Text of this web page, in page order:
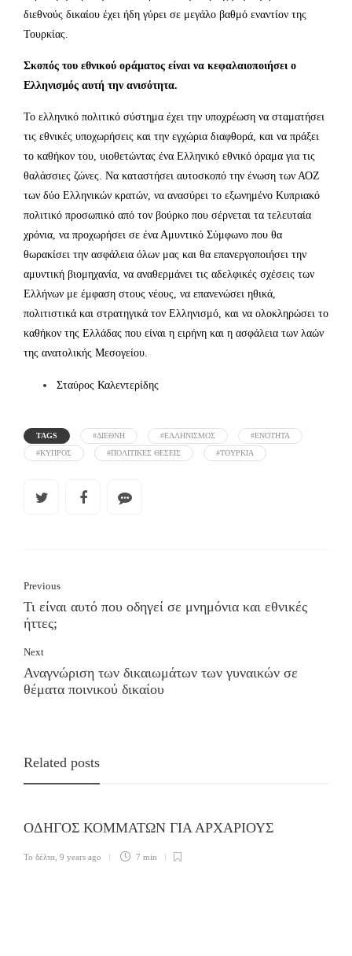
διεθνούς δικαίου έχει ήδη γύρει σε μεγάλο βαθμό εναντίον της
Τουρκίας.
Σκοπός του εθνικού οράματος είναι να κεφαλαιοποιήσει ο
Ελληνισμός αυτή την ανισότητα.
Το ελληνικό πολιτικό σύστημα έχει την υποχρέωση να σταματήσει
τις εθνικές υποχωρήσεις και την εγχώρια διαφθορά, και να πράξει
το καθήκον του, υιοθετώντας ένα Ελληνικό εθνικό όραμα για τις
θαλάσσιες ζώνες. Να καταστήσει αυτοσκοπό την ένωση των ΑΟΖ
των δύο Ελληνικών κρατών, να ανασύρει το εξωνημένο Κυπριακό
πολιτικό προσωπικό από τον βούρκο που σέρνεται τα τελευταία
χρόνια, να προχωρήσει σε ένα Αμυντικό Σύμφωνο που θα
θωρακίσει την ασφάλεια όλων μας και θα επανεργοποιήσει την
αμυντική βιομηχανία, να αναθερμάνει τις αδελφικές σχέσεις των
Ελλήνων με έμφαση στους νέους, να επανενώσει ηθικά,
πολιτιστικά και στρατηγικά τον Ελληνισμό, και να ολοκληρώσει το
καθήκον της Ελλάδας που είναι η ειρήνη και η ασφάλεια των λαών
της ανατολικής Μεσογείου.
Σταύρος Καλεντερίδης
TAGS #ΔΙΕΘΝΗ #ΕΛΛΗΝΙΣΜΟΣ
#ΕΝΟΤΗΤΑ
#ΚΥΠΡΟΣ
#ΠΟΛΙΤΙΚΕΣ ΘΕΣΕΙΣ #ΤΟΥΡΚΙΑ
Previous
Τι είναι αυτό που οδηγεί σε μνημόνια και εθνικές
ήττες;
Next
Αναγνώριση των δικαιωμάτων των γυναικών σε
θέματα ποινικού δικαίου
Related posts
ΟΔΗΓΟΣ ΚΟΜΜΑΤΩΝ ΓΙΑ ΑΡΧΑΡΙΟΥΣ
Το δέλτα 9 years ago 7 min